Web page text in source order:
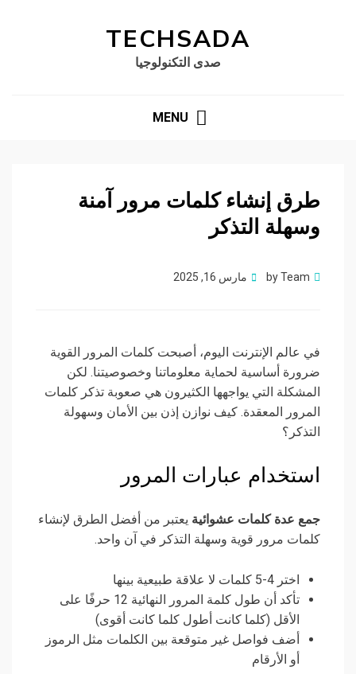
TECHSADA
صدى التكنولوجيا
MENU
طرق إنشاء كلمات مرور آمنة
وسهلة التذكر
byTeam
Posted
مارس 16, 2025
في عالم الإنترنت اليوم، أصبحت كلمات المرور القوية
ضرورة أساسية لحماية معلوماتنا وخصوصيتنا. لكن
المشكلة التي يواجهها الكثيرون هي صعوبة تذكر كلمات
المرور المعقدة. كيف نوازن إذن بين الأمان وسهولة
التذكر؟
استخدام عبارات المرور
جمع عدة كلمات عشوائية يعتبر من أفضل الطرق لإنشاء
كلمات مرور قوية وسهلة التذكر في آن واحد.
اختر 4-5 كلمات لا علاقة طبيعية بينها
تأكد أن طول كلمة المرور النهائية 12 حرفًا على
الأقل (كلما كانت أطول كلما كانت أقوى)
أضف فواصل غير متوقعة بين الكلمات مثل الرموز
أو الأرقام